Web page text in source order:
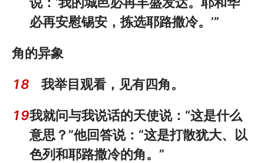
必再安慰锡安，拣选耶路撒冷。’”
角的异象
18 我举目观看，见有四角。
19我就问与我说话的天使说：“这是什么
意思？”他回答说：“这是打散犹大、以
色列和耶路撒冷的角。”